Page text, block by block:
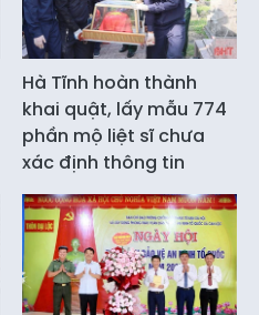
Hà Tĩnh hoàn thành
khai quật, lấy mẫu 774
phần mộ liệt sĩ chưa
xác định thông tin